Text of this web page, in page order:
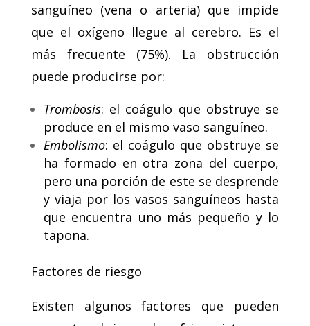
sanguíneo (vena o arteria) que impide
que el oxígeno llegue al cerebro. Es el
más frecuente (75%). La obstrucción
puede producirse por:
Trombosis: el coágulo que obstruye se
produce en el mismo vaso sanguíneo.
Embolismo: el coágulo que obstruye se
ha formado en otra zona del cuerpo,
pero una porción de este se desprende
y viaja por los vasos sanguíneos hasta
que encuentra uno más pequeño y lo
tapona.
Factores de riesgo
Existen algunos factores que pueden